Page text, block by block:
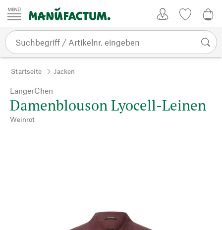
Zum Inhalt springen
Startseite Jacken
LangerChen
Damenblouson Lyocell-Leinen
Weinrot